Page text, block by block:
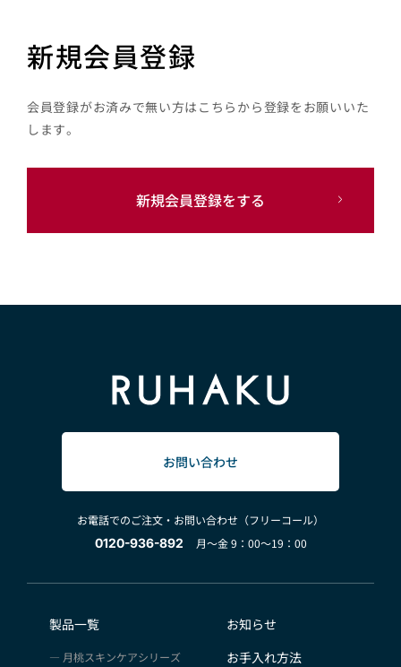
新規会員登録
会員登録がお済みで無い方はこちらから登録をお願いいた
します。
新規会員登録をする
お問い合わせ
お電話でのご注文・お問い合わせ（フリーコール）
0120-936-892
月～金 9：00～19：00
製品一覧
月桃スキンケアシリーズ
お知らせ
お手入れ方法